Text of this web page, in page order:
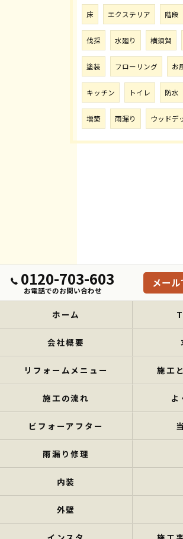
床 エクステリア 階段
伐採 水廻り 横須賀
塗装 フローリング お
キッチン トイレ 防水
増築 雨漏り ウッドデ
0120-703-603
お電話でのお問い合わせ
メー
ホーム
会社概要
リフォームメニュー 施工
施工の流れ よ
ビフォーアフター
雨漏り修理
内装
外壁